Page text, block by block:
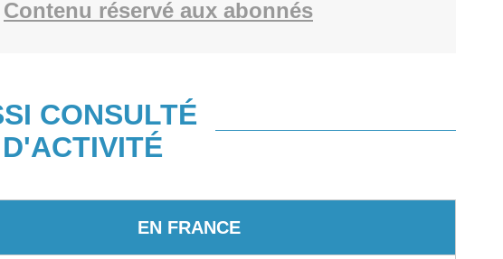
Contenu réservé aux abonnés
CONSULTÉ
EN FRANCE